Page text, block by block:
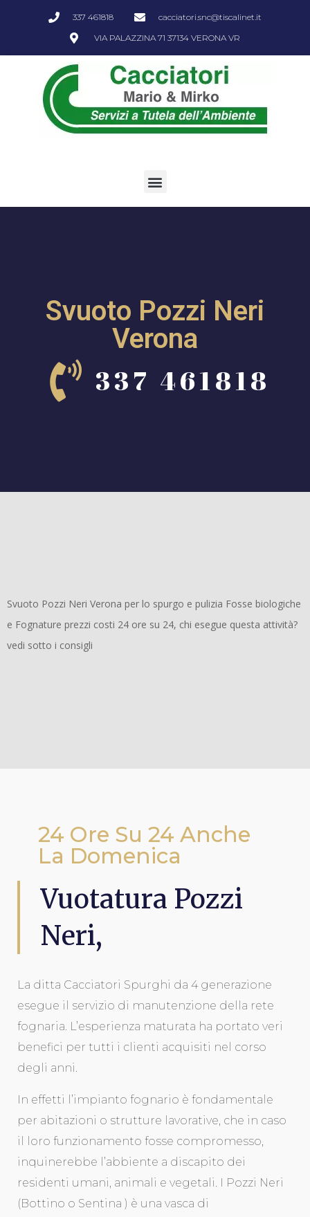
337 461818
cacciatori.snc@tiscalinet.it
VIA PALAZZINA 71 37134 VERONA VR
Svuoto Pozzi Neri
Verona
337 461818
Svuoto Pozzi Neri Verona per lo spurgo e pulizia Fosse biologiche
e Fognature prezzi costi 24 ore su 24, chi esegue questa attività?
vedi sotto i consigli
24 Ore Su 24 Anche
La Domenica
Vuotatura Pozzi
Neri,
La ditta Cacciatori Spurghi da 4 generazione
esegue il servizio di manutenzione della rete
fognaria. L’esperienza maturata ha portato veri
benefici per tutti i clienti acquisiti nel corso
degli anni.
In effetti l’impianto fognario è fondamentale
per abitazioni o strutture lavorative, che in caso
il loro funzionamento fosse compromesso,
inquinerebbe l’abbiente a discapito dei
residenti umani, animali e vegetali. I Pozzi Neri
(Bottino o Sentina ) è una vasca di